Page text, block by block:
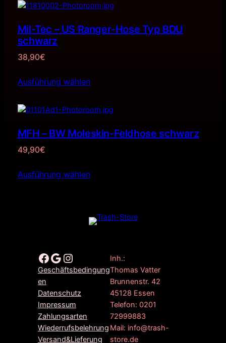
Mil-Tec – US Ranger-Hose Typ BDU
schwarz
38,90€
Ausführung wählen
MFH – BW Moleskin-Feldhose schwarz
49,90€
Ausführung wählen
Facebook Google Instagram
Geschäftsbedingung
en
Datenschutz
Impressum
Zahlungsarten
Wiederrufsbelehrung
Versand&Lieferung
Inh.:
Thomas Vatter
Brunnenstr. 42
45128 Essen
Telefon: 0201
72999883
Mail: info@trash-
store.de